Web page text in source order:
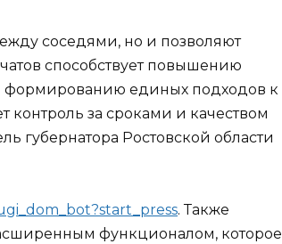
соседями, но и позволяют
способствует повышению
формированию единых подходов к
контроль за сроками и качеством
губернатора Ростовской области
. Также
функционалом, которое